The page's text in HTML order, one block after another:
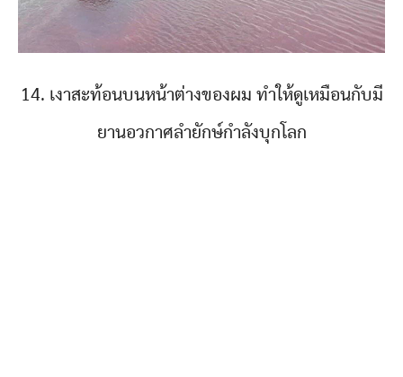
14. เงาสะท้อนบนหน้าต่างของผม ทำให้ดูเหมือนกับมี
ยานอวกาศลำยักษ์กำลังบุกโลก